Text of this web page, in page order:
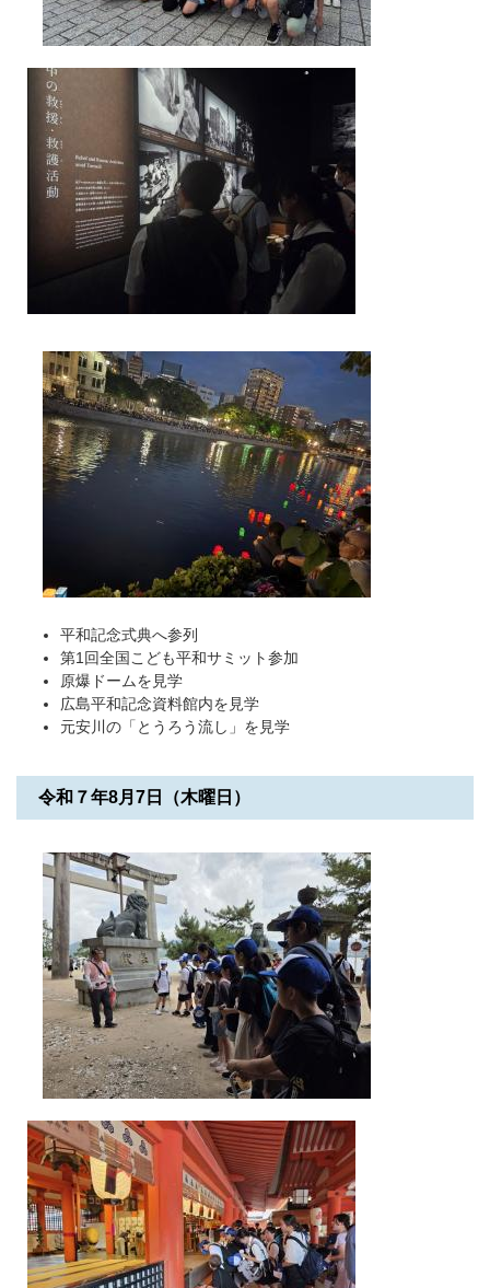
平和記念式典へ参列
第1回全国こども平和サミット参加
原爆ドームを見学
広島平和記念資料館内を見学
元安川の「とうろう流し」を見学
令和７年8月7日（木曜日）